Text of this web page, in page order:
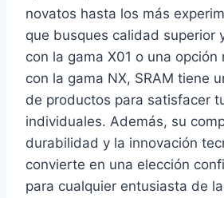
novatos hasta los más
que busques calidad superior
con la gama X01 o una opción
con la gama NX, SRAM tiene
de productos para satisfacer
individuales. Además, su
durabilidad y la innovación
convierte en una elección
para cualquier entusiasta de